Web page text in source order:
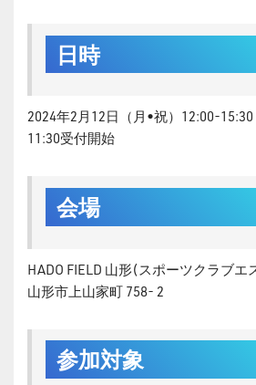
日時
2024年2月12日（月•祝）12:00-15:30
11:30受付開始
会場
HADO FIELD 山形(スポーツクラブエ
山形市上山家町 758- 2
参加対象